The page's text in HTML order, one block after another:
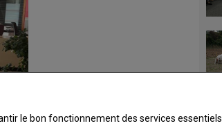
le bon fonctionnement des services essentiels